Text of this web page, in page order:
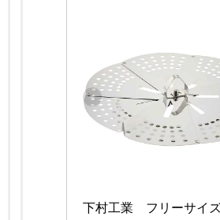
下村工業　フリーサイ